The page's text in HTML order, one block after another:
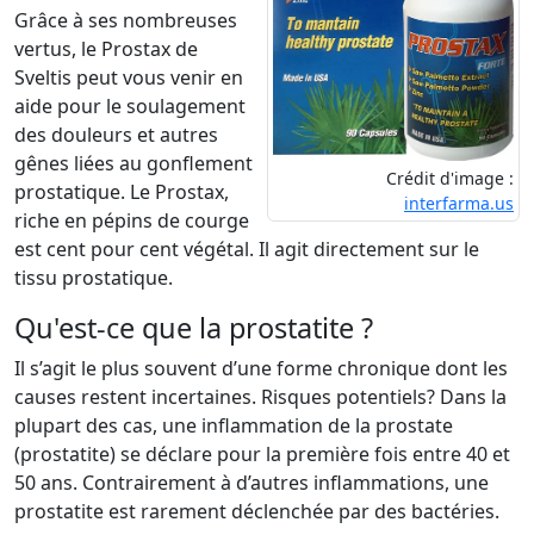
Crédit d'image :
interfarma.us
Grâce à ses nombreuses
vertus, le Prostax de
Sveltis peut vous venir en
aide pour le soulagement
des douleurs et autres
gênes liées au gonflement
prostatique. Le Prostax,
riche en pépins de courge
est cent pour cent végétal. Il agit directement sur le
tissu prostatique.
Qu'est-ce que la prostatite ?
Il s’agit le plus souvent d’une forme chronique dont les
causes restent incertaines. Risques potentiels? Dans la
plupart des cas, une inflammation de la prostate
(prostatite) se déclare pour la première fois entre 40 et
50 ans. Contrai­re­ment à d’autres inflammations, une
prostatite est rarement déclenchée par des bactéries.